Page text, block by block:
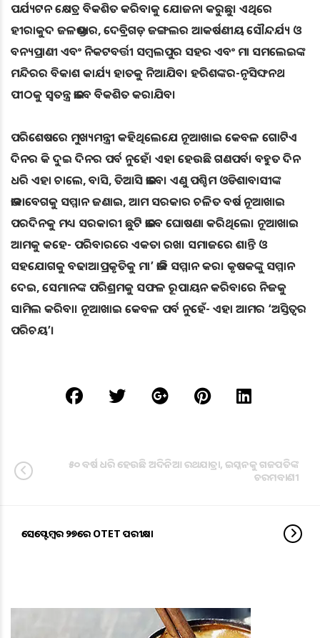
ପର୍ଯ୍ୟଟନ କ୍ଷେତ୍ର ବିକଶିତ କରିବାକୁ ଯୋଜନା କରୁଛୁ। ଏଥିରେ
ହୀରାକୁଦ ଜଳଭଣ୍ଡାର, ଦେବ୍ରିଗଡ଼ ଜଙ୍ଗଲର ଆକର୍ଷଣୀୟ ସୌନ୍ଦର୍ଯ୍ୟ ଓ
ବନ୍ୟପ୍ରାଣୀ ଏବଂ ନିକଟବର୍ତ୍ତୀ ସମ୍ବଲପୁର ସହର ଏବଂ ମା ସମଲେଇଙ୍କ
ମନ୍ଦିରର ବିକାଶ କାର୍ଯ୍ୟ ହାତକୁ ନିଆଯିବ। ହରିଶଙ୍କର-ନୃସିଙ୍ଘନଥ
ପୀଠକୁ ସ୍ଵତନ୍ତ୍ର ଭାବେ ବିକଶିତ କରାଯିବ।
ପରିଶେଷରେ ମୁଖ୍ୟମନ୍ତ୍ରୀ କହିଥିଲେଯେ ନୂଆଖାଇ କେବଳ ଗୋଟିଏ
ଦିନର କି ଦୁଇ ଦିନର ପର୍ବ ନୁହେଁ। ଏହା ହେଉଛି ଗଣପର୍ବ। ବହୁତ ଦିନ
ଧରି ଏହା ଚାଲେ, ବାସି, ତିଆସି ଭାବେ। ଏଣୁ ପଶ୍ଚିମ ଓଡିଶାବାସୀଙ୍କ
ଭାବାବେଗକୁ ସମ୍ମାନ ଜଣାଇ, ଆମ ସରକାର ଚଳିତ ବର୍ଷ ନୂଆଖାଇ
ପରଦିନକୁ ମଧ୍ୟ ସରକାରୀ ଛୁଟି ଭାବେ ଘୋଷଣା କରିଥିଲେ। ନୂଆଖାଇ
ଆମକୁ କହେ- ପରିବାରରେ ଏକତା ରଖ। ସମାଜରେ ଶାନ୍ତି ଓ
ସହଯୋଗକୁ ବଢାଅ।ପ୍ରକୃତିକୁ ମା’ ଭାବି ସମ୍ମାନ କର। କୃଷକଙ୍କୁ ସମ୍ମାନ
ଦେଇ, ସେମାନଙ୍କ ପରିଶ୍ରମକୁ ସଫଳ ରୂପାୟନ କରିବାରେ ନିଜକୁ
ସାମିଲ କରିବା। ନୂଆଖାଇ କେବଳ ପର୍ବ ନୁହେଁ- ଏହା ଆମର ‘ଅସ୍ତିତ୍ୱର
ପରିଚୟ’।
୫୦ ବର୍ଷ ଧରି ହେଉଛି ଅଦିନିଆ ରଥଯାତ୍ରା, ଇସ୍କନକୁ ଗଜପତିଙ୍କ
ଚରମବାଣୀ
ସେପ୍ଟେମ୍ବର ୨୭ରେ OTET ପରୀକ୍ଷା